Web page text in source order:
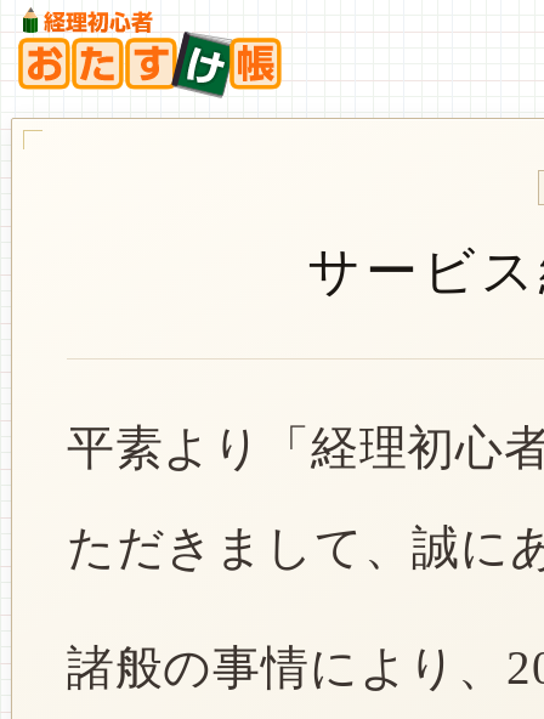
サービ
平素より「経理初心
ただきまして、誠に
諸般の事情により、